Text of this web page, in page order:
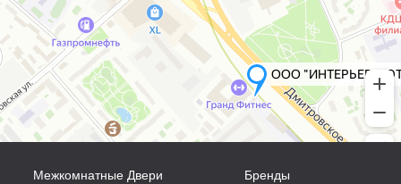
Межкомнатные Двери
Бренды